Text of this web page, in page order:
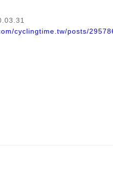
cyclingtime.tw/posts/